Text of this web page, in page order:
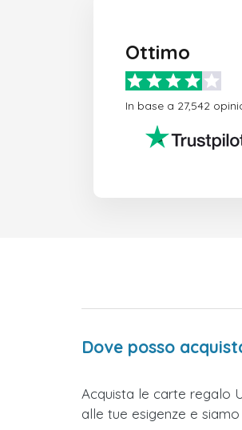
Ottimo
In base a 27,542
Dove posso
Acquista le carte regalo
alle tue esigenze e